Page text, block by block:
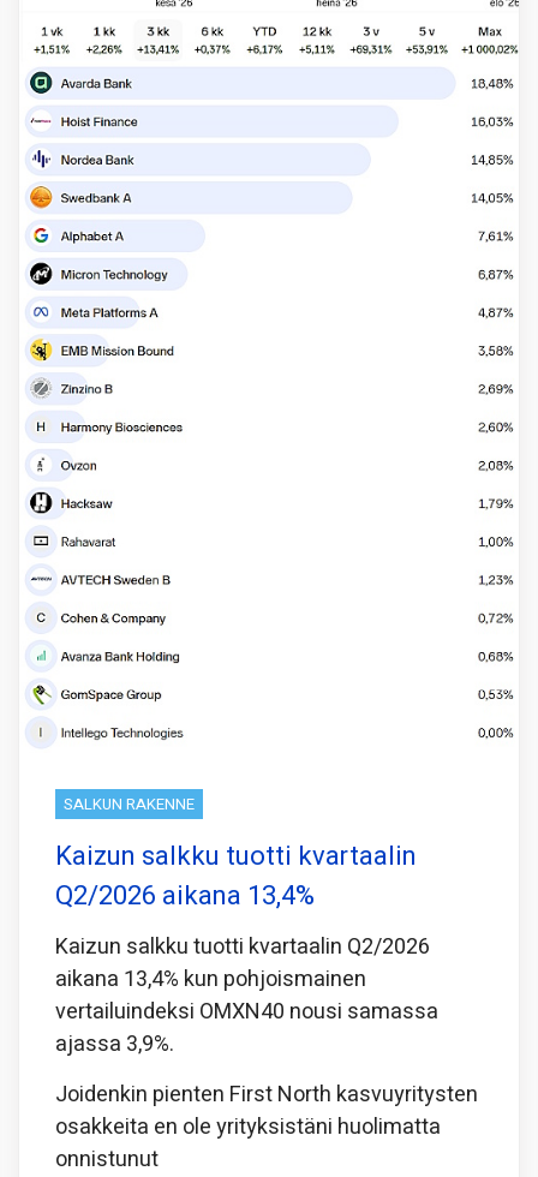
SALKUN RAKENNE
Kaizun salkku tuotti kvartaalin
Q2/2026 aikana 13,4%
Kaizun salkku tuotti kvartaalin Q2/2026
aikana 13,4% kun pohjoismainen
vertailuindeksi OMXN40 nousi samassa
ajassa 3,9%.
Joidenkin pienten First North kasvuyritysten
osakkeita en ole yrityksistäni huolimatta
onnistunut